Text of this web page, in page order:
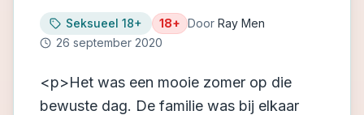
Seksueel 18+ 18+ Door Ray Men
26 september 2020
<p>Het was een mooie zomer op die
bewuste dag. De familie was bij elkaar